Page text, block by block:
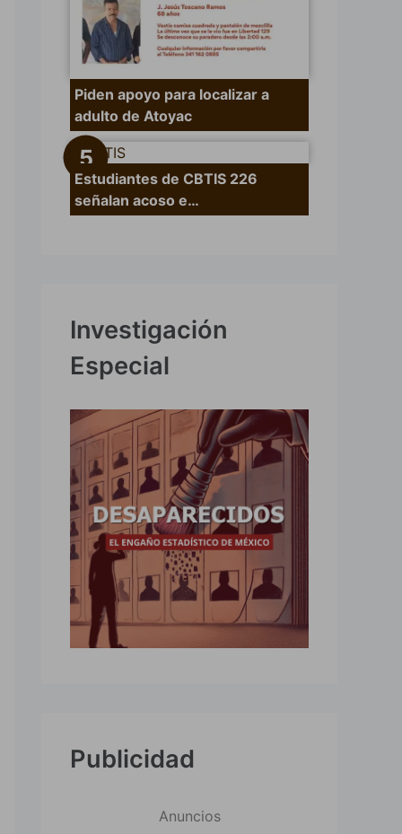
Piden apoyo para localizar a
adulto de Atoyac
Estudiantes de CBTIS 226
señalan acoso e…
Investigación
Especial
Publicidad
Anuncios